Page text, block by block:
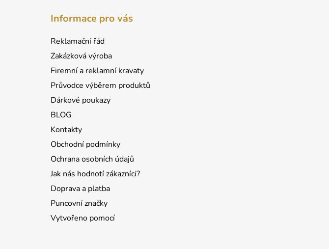
Informace pro vás
Reklamační řád
Zakázková výroba
Firemní a reklamní kravaty
Průvodce výběrem produktů
Dárkové poukazy
BLOG
Kontakty
Obchodní podmínky
Ochrana osobních údajů
Jak nás hodnotí zákazníci?
Doprava a platba
Puncovní značky
Vytvořeno pomocí